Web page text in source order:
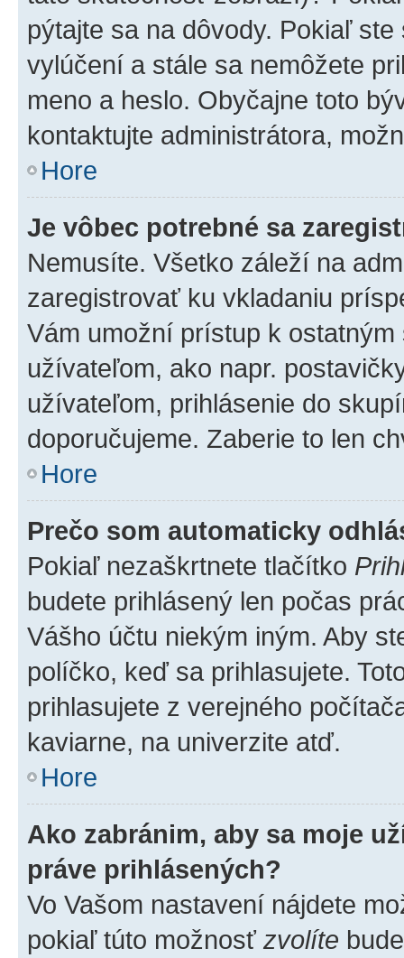
pýtajte sa na dôvody. Pokiaľ
vylúčení a stále sa nemôžete
meno a heslo. Obyčajne toto
kontaktujte administrátora,
Hore
Je vôbec potrebné sa
Nemusíte. Všetko záleží na
zaregistrovať ku vkladaniu
Vám umožní prístup k
užívateľom, ako napr.
užívateľom, prihlásenie do
doporučujeme. Zaberie to len
Hore
Prečo som automaticky
Pokiaľ nezaškrtnete tlačítko
budete prihlásený len počas
Vášho účtu niekým iným. Aby
políčko, keď sa prihlasujete.
prihlasujete z verejného
kaviarne, na univerzite atď.
Hore
Ako zabránim, aby sa moje
práve prihlásených?
Vo Vašom nastavení nájdete
pokiaľ túto možnosť zvolíte